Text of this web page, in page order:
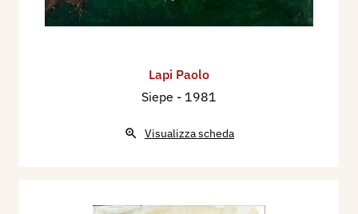
Lapi Paolo
Siepe - 1981
Visualizza scheda